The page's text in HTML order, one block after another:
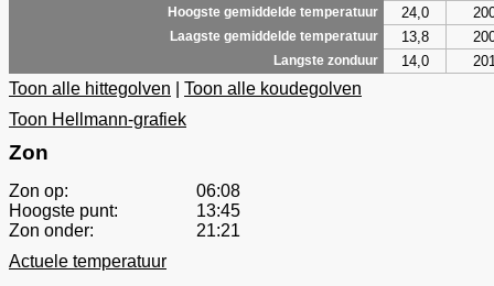
Hoogste gemiddelde temperatuur 24,0
Laagste gemiddelde temperatuur 13,8
Langste zonduur 14,0
Toon alle hittegolven
Toon alle koudegolven
Toon Hellmann-grafiek
Zon
Zon op:
06:08
Hoogste punt:
13:45
Zon onder:
21:21
Actuele temperatuur